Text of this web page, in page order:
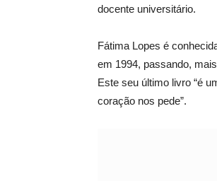
docente universitário.
Fátima Lopes é
em 1994, passando,
Este seu último livro “é
coração nos pede”.